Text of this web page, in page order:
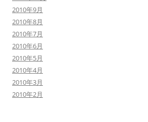
2010年9月
2010年8月
2010年7月
2010年6月
2010年5月
2010年4月
2010年3月
2010年2月